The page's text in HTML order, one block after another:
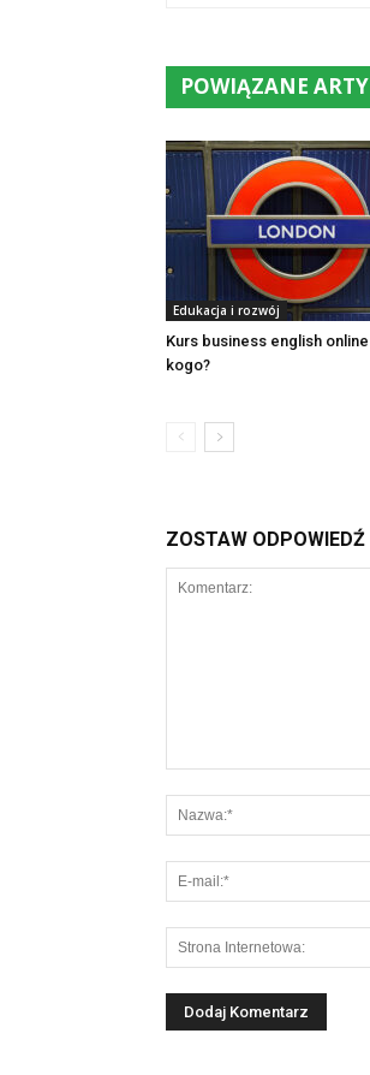
POWIĄZANE
Edukacja i rozwój
Kurs business english
kogo?
ZOSTAW ODPOWIEDŹ